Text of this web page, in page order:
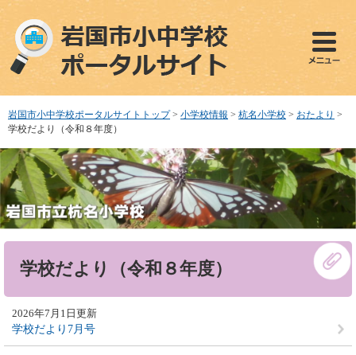
ペ
で
す
メ
ば
し
本
文
へ
岩国市小中学校ポータルサイトトップ > 小学校情報 > 杭名小学校 > おたより >
学校だより（令和８年度）
学校だより（令和８年度）
2026年7月1日更新
学校だより7月号